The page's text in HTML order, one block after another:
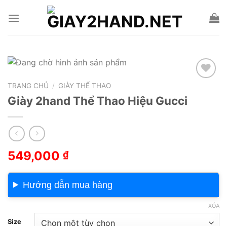
Add to wishlist
TRANG CHỦ / GIÀY THỂ THAO
Giày 2hand Thể Thao Hiệu Gucci
549,000 ₫
Hướng dẫn mua hàng
Size
XÓA